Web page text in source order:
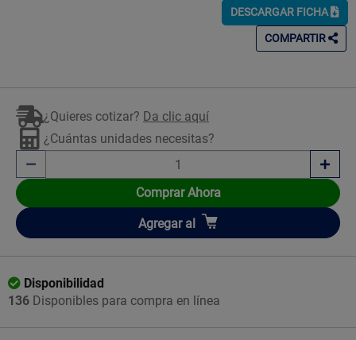
DESCARGAR FICHA
COMPARTIR
¿Quieres cotizar? Da clic aquí
¿Cuántas unidades necesitas?
Comprar Ahora
Añadir
Agregar al
Disponibilidad
136 Disponibles para compra en línea